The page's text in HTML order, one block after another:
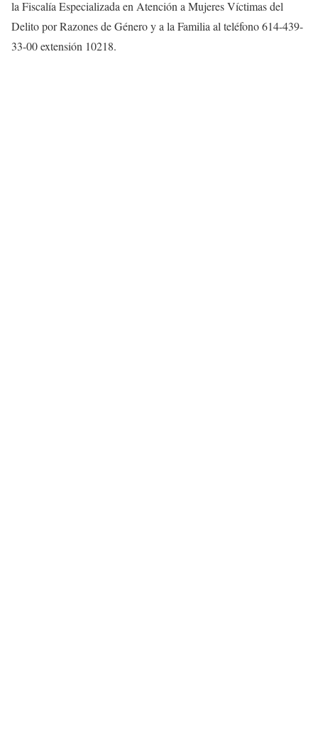
la Fiscalía Especializada en Atención a Mujeres Víctimas del
Delito por Razones de Género y a la Familia al teléfono 614-439-
33-00 extensión 10218.